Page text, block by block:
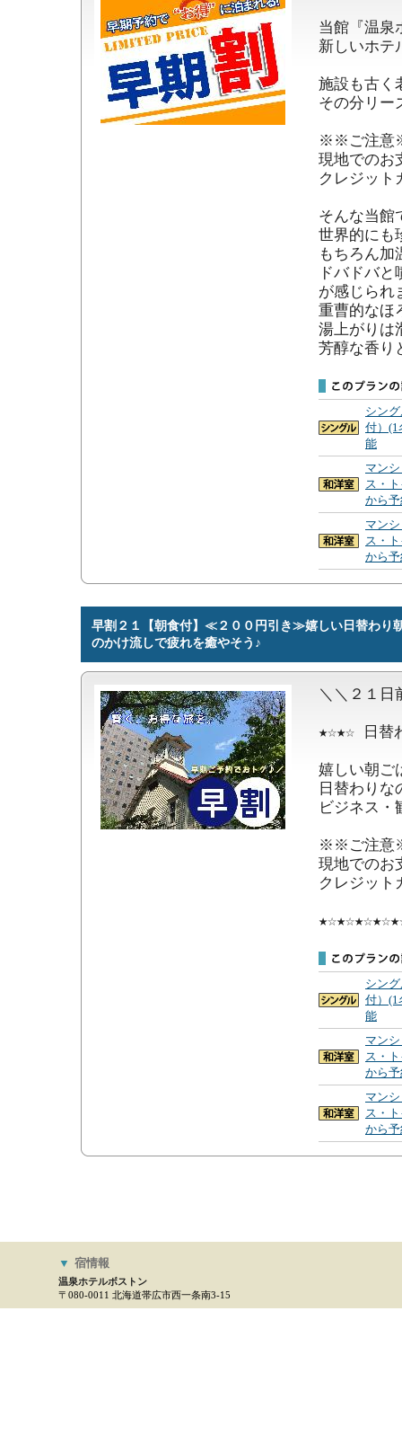
当館『温泉
新しいホテ
施設も古く
その分リー
※※ご注
現地でのお
クレジット
そんな当館
世界的にも
もちろん加
ドバドバ
が感じられ
重曹的なほ
湯上がりは
芳醇な香り
シン
付）(1
能
マン
ス・
から
マン
ス・
から
早割２１【朝食付】≪２００円引き≫嬉しい日替わり
のかけ流しで疲れを癒やそう♪
＼＼２１日
★☆★☆ 日替
嬉しい朝ご
日替わり
ビジネス・
※※ご注
現地でのお
クレジット
シン
付）(1
能
マン
ス・
から
マン
ス・
から
▼ 宿情報
温泉ホテルボストン
〒080-0011 北海道帯広市西一条南3-15